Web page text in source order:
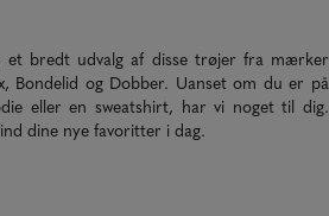
bredt udvalg af disse trøjer fra mærker
Bondelid og Dobber. Uanset om du er på
eller en sweatshirt, har vi noget til dig.
dine nye favoritter i dag.